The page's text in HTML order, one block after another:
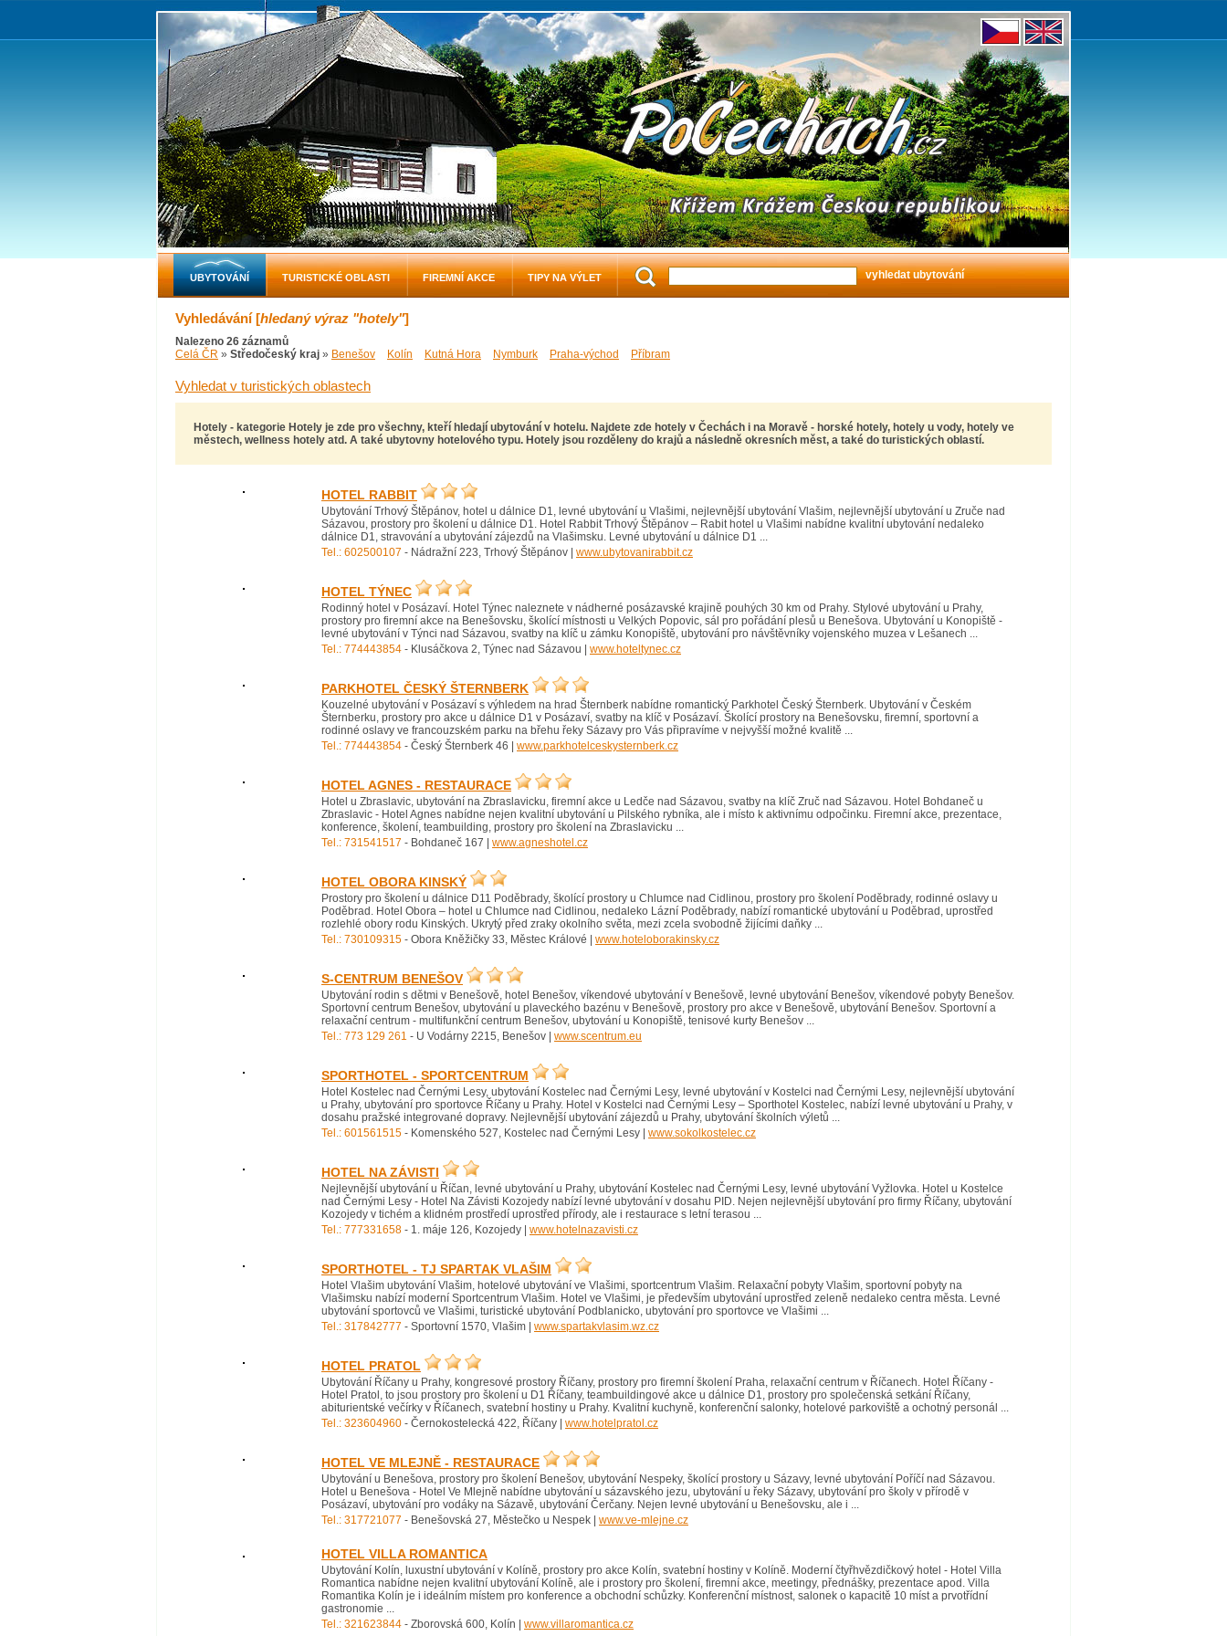
Vyhledávání [hledaný výraz "hotely"]
Nalezeno 26 záznamů
Celá ČR » Středočeský kraj » Benešov Kolín Kutná Hora Nymburk Praha-východ Příbram
Vyhledat v turistických oblastech
Hotely - kategorie Hotely je zde pro všechny, kteří hledají ubytování v hotelu. Najdete zde hotely v Čechách i na Moravě - horské hotely, hotely u vody, hotely ve
městech, wellness hotely atd. A také ubytovny hotelového typu. Hotely jsou rozděleny do krajů a následně okresních měst, a také do turistických oblastí.
HOTEL RABBIT
Ubytování Trhový Štěpánov, hotel u dálnice D1, levné ubytování u Vlašimi, nejlevnější ubytování Vlašim, nejlevnější ubytování u Zruče nad
Sázavou, prostory pro školení u dálnice D1. Hotel Rabbit Trhový Štěpánov – Rabit hotel u Vlašimi nabídne kvalitní ubytování nedaleko
dálnice D1, stravování a ubytování zájezdů na Vlašimsku. Levné ubytování u dálnice D1 ...
Tel.: 602500107 - Nádražní 223, Trhový Štěpánov | www.ubytovanirabbit.cz
HOTEL TÝNEC
Rodinný hotel v Posázaví. Hotel Týnec naleznete v nádherné posázavské krajině pouhých 30 km od Prahy. Stylové ubytování u Prahy,
prostory pro firemní akce na Benešovsku, školící místnosti u Velkých Popovic, sál pro pořádání plesů u Benešova. Ubytování u Konopiště -
levné ubytování v Týnci nad Sázavou, svatby na klíč u zámku Konopiště, ubytování pro návštěvníky vojenského muzea v Lešanech ...
Tel.: 774443854 - Klusáčkova 2, Týnec nad Sázavou | www.hoteltynec.cz
PARKHOTEL ČESKÝ ŠTERNBERK
Kouzelné ubytování v Posázaví s výhledem na hrad Šternberk nabídne romantický Parkhotel Český Šternberk. Ubytování v Českém
Šternberku, prostory pro akce u dálnice D1 v Posázaví, svatby na klíč v Posázaví. Školící prostory na Benešovsku, firemní, sportovní a
rodinné oslavy ve francouzském parku na břehu řeky Sázavy pro Vás připravíme v nejvyšší možné kvalitě ...
Tel.: 774443854 - Český Šternberk 46 | www.parkhotelceskysternberk.cz
HOTEL AGNES - RESTAURACE
Hotel u Zbraslavic, ubytování na Zbraslavicku, firemní akce u Ledče nad Sázavou, svatby na klíč Zruč nad Sázavou. Hotel Bohdaneč u
Zbraslavic - Hotel Agnes nabídne nejen kvalitní ubytování u Pilského rybníka, ale i místo k aktivnímu odpočinku. Firemní akce, prezentace,
konference, školení, teambuilding, prostory pro školení na Zbraslavicku ...
Tel.: 731541517 - Bohdaneč 167 | www.agneshotel.cz
HOTEL OBORA KINSKÝ
Prostory pro školení u dálnice D11 Poděbrady, školící prostory u Chlumce nad Cidlinou, prostory pro školení Poděbrady, rodinné oslavy u
Poděbrad. Hotel Obora – hotel u Chlumce nad Cidlinou, nedaleko Lázní Poděbrady, nabízí romantické ubytování u Poděbrad, uprostřed
rozlehlé obory rodu Kinských. Ukrytý před zraky okolního světa, mezi zcela svobodně žijícími daňky ...
Tel.: 730109315 - Obora Kněžičky 33, Městec Králové | www.hoteloborakinsky.cz
S-CENTRUM BENEŠOV
Ubytování rodin s dětmi v Benešově, hotel Benešov, víkendové ubytování v Benešově, levné ubytování Benešov, víkendové pobyty Benešov.
Sportovní centrum Benešov, ubytování u plaveckého bazénu v Benešově, prostory pro akce v Benešově, ubytování Benešov. Sportovní a
relaxační centrum - multifunkční centrum Benešov, ubytování u Konopiště, tenisové kurty Benešov ...
Tel.: 773 129 261 - U Vodárny 2215, Benešov | www.scentrum.eu
SPORTHOTEL - SPORTCENTRUM
Hotel Kostelec nad Černými Lesy, ubytování Kostelec nad Černými Lesy, levné ubytování v Kostelci nad Černými Lesy, nejlevnější ubytování
u Prahy, ubytování pro sportovce Říčany u Prahy. Hotel v Kostelci nad Černými Lesy – Sporthotel Kostelec, nabízí levné ubytování u Prahy, v
dosahu pražské integrované dopravy. Nejlevnější ubytování zájezdů u Prahy, ubytování školních výletů ...
Tel.: 601561515 - Komenského 527, Kostelec nad Černými Lesy | www.sokolkostelec.cz
HOTEL NA ZÁVISTI
Nejlevnější ubytování u Říčan, levné ubytování u Prahy, ubytování Kostelec nad Černými Lesy, levné ubytování Vyžlovka. Hotel u Kostelce
nad Černými Lesy - Hotel Na Závisti Kozojedy nabízí levné ubytování v dosahu PID. Nejen nejlevnější ubytování pro firmy Říčany, ubytování
Kozojedy v tichém a klidném prostředí uprostřed přírody, ale i restaurace s letní terasou ...
Tel.: 777331658 - 1. máje 126, Kozojedy | www.hotelnazavisti.cz
SPORTHOTEL - TJ SPARTAK VLAŠIM
Hotel Vlašim ubytování Vlašim, hotelové ubytování ve Vlašimi, sportcentrum Vlašim. Relaxační pobyty Vlašim, sportovní pobyty na
Vlašimsku nabízí moderní Sportcentrum Vlašim. Hotel ve Vlašimi, je především ubytování uprostřed zeleně nedaleko centra města. Levné
ubytování sportovců ve Vlašimi, turistické ubytování Podblanicko, ubytování pro sportovce ve Vlašimi ...
Tel.: 317842777 - Sportovní 1570, Vlašim | www.spartakvlasim.wz.cz
HOTEL PRATOL
Ubytování Říčany u Prahy, kongresové prostory Říčany, prostory pro firemní školení Praha, relaxační centrum v Říčanech. Hotel Říčany -
Hotel Pratol, to jsou prostory pro školení u D1 Říčany, teambuildingové akce u dálnice D1, prostory pro společenská setkání Říčany,
abiturientské večírky v Říčanech, svatební hostiny u Prahy. Kvalitní kuchyně, konferenční salonky, hotelové parkoviště a ochotný personál ...
Tel.: 323604960 - Černokostelecká 422, Říčany | www.hotelpratol.cz
HOTEL VE MLEJNĚ - RESTAURACE
Ubytování u Benešova, prostory pro školení Benešov, ubytování Nespeky, školící prostory u Sázavy, levné ubytování Poříčí nad Sázavou.
Hotel u Benešova - Hotel Ve Mlejně nabídne ubytování u sázavského jezu, ubytování u řeky Sázavy, ubytování pro školy v přírodě v
Posázaví, ubytování pro vodáky na Sázavě, ubytování Čerčany. Nejen levné ubytování u Benešovsku, ale i ...
Tel.: 317721077 - Benešovská 27, Městečko u Nespek | www.ve-mlejne.cz
HOTEL VILLA ROMANTICA
Ubytování Kolín, luxustní ubytování v Kolíně, prostory pro akce Kolín, svatební hostiny v Kolíně. Moderní čtyřhvězdičkový hotel - Hotel Villa
Romantica nabídne nejen kvalitní ubytování Kolíně, ale i prostory pro školení, firemní akce, meetingy, přednášky, prezentace apod. Villa
Romantika Kolín je i ideálním místem pro konference a obchodní schůzky. Konferenční místnost, salonek o kapacitě 10 míst a prvotřídní
gastronomie ...
Tel.: 321623844 - Zborovská 600, Kolín | www.villaromantica.cz
UBYTOVÁNÍ TURISTICKÉ OBLASTI FIREMNÍ AKCE TIPY NA VÝLET